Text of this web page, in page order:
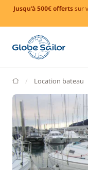
Jusqu'à 500€ offertssur
GlobeSailor
Location bateau